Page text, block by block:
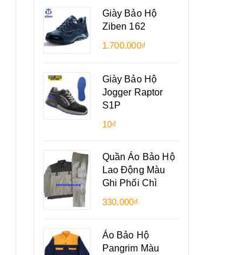
Giày Bảo Hộ
Ziben 162
1.700.000₫
Giày Bảo Hộ
Jogger Raptor
S1P
10₫
Quần Áo Bảo Hộ
Lao Động Màu
Ghi Phối Chì
330.000₫
Áo Bảo Hộ
Pangrim Màu